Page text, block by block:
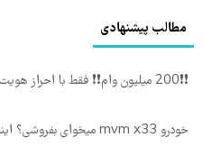
مطالب پیشنهادی
❗❗200 میلیون وام❗❗ فقط با احراز هویت در آبان تتر
خودرو mvm x33 میخوای بفروشی؟ اینجا به سرعت فروش میره